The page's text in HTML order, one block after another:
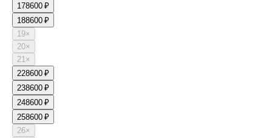
178600 ₽
188600 ₽
19×
20×
21×
228600 ₽
238600 ₽
248600 ₽
258600 ₽
26×